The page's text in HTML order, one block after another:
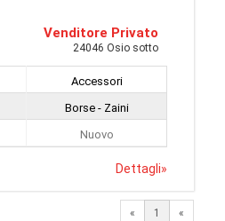
Venditore Privato
24046 Osio sotto
Accessori
Borse - Zaini
Nuovo
Dettagli»
« 1 «